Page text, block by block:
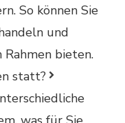
So können Sie
und
bieten.
statt?